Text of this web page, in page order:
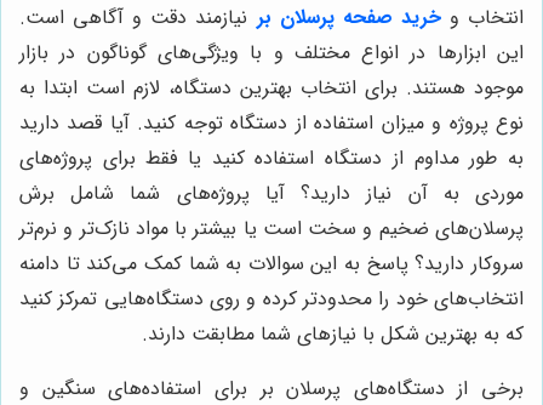
انتخاب وخرید صفحه پرسلان بر نیازمند دقت و آگاهی است.
این ابزارها در انواع مختلف و با ویژگی‌های گوناگون در بازار
موجود هستند. برای انتخاب بهترین دستگاه، لازم است ابتدا به
نوع پروژه و میزان استفاده از دستگاه توجه کنید. آیا قصد دارید
به طور مداوم از دستگاه استفاده کنید یا فقط برای پروژه‌های
موردی به آن نیاز دارید؟ آیا پروژه‌های شما شامل برش
پرسلان‌های ضخیم و سخت است یا بیشتر با مواد نازک‌تر و نرم‌تر
سروکار دارید؟ پاسخ به این سوالات به شما کمک می‌کند تا دامنه
انتخاب‌های خود را محدودتر کرده و روی دستگاه‌هایی تمرکز کنید
که به بهترین شکل با نیازهای شما مطابقت دارند.
برخی از دستگاه‌های پرسلان بر برای استفاده‌های سنگین و